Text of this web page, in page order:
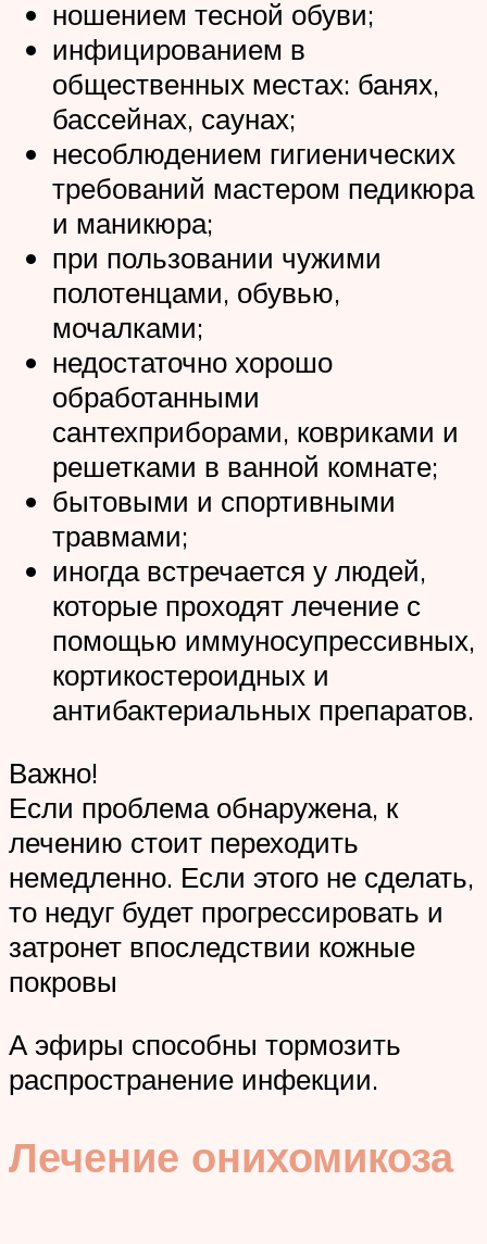
ношением тесной обуви;
инфицированием в
общественных местах: банях,
бассейнах, саунах;
несоблюдением гигиенических
требований мастером педикюра
и маникюра;
при пользовании чужими
полотенцами, обувью,
мочалками;
недостаточно хорошо
обработанными
сантехприборами, ковриками и
решетками в ванной комнате;
бытовыми и спортивными
травмами;
иногда встречается у людей,
которые проходят лечение с
помощью иммуносупрессивных,
кортикостероидных и
антибактериальных препаратов.
Важно!
Если проблема обнаружена, к
лечению стоит переходить
немедленно. Если этого не сделать,
то недуг будет прогрессировать и
затронет впоследствии кожные
покровы
А эфиры способны тормозить
распространение инфекции.
Лечение онихомикоза